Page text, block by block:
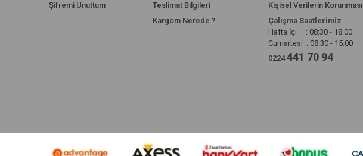
Şifremi Unuttum
Teslimat Bilgileri
Kargom Nerede ?
Kişisel Verilerin Korunması
Çalışma Saatlerimiz
Hafta İçi : 08:30 - 18:00
Cumartesi : 08:30 - 15:00
0224441 70 94